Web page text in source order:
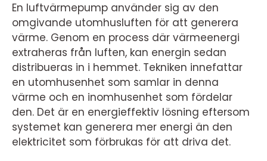
En luftvärmepump använder sig av den
omgivande utomhusluften för att generera
värme. Genom en process där värmeenergi
extraheras från luften, kan energin sedan
distribueras in i hemmet. Tekniken innefattar
en utomhusenhet som samlar in denna
värme och en inomhusenhet som fördelar
den. Det är en energieffektiv lösning eftersom
systemet kan generera mer energi än den
elektricitet som förbrukas för att driva det.